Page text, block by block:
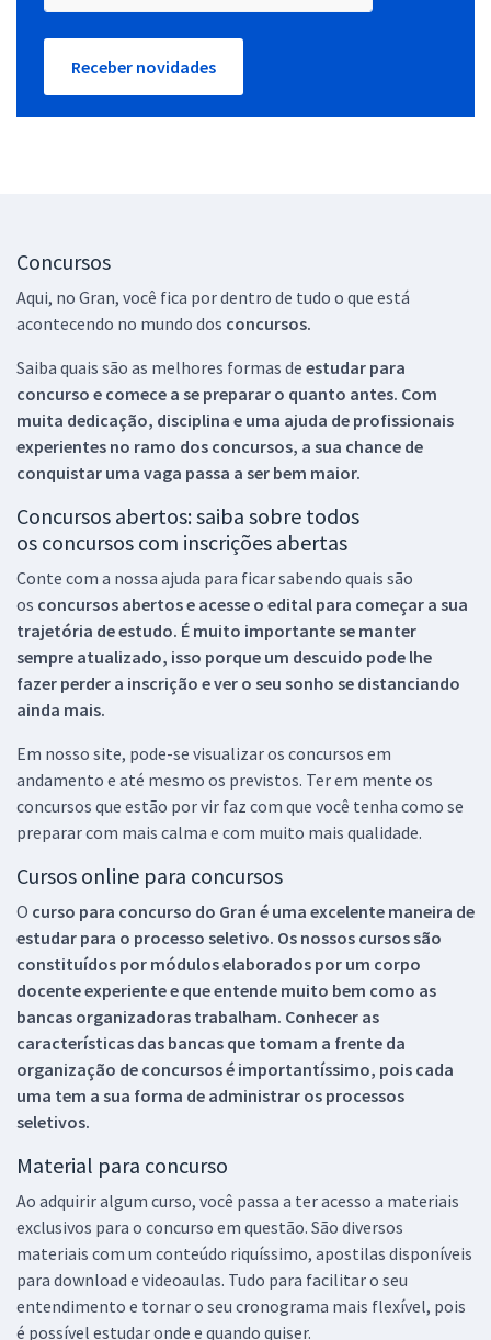
Receber novidades
Concursos
Aqui, no Gran, você fica por dentro de tudo o que está
acontecendo no mundo dos concursos.
Saiba quais são as melhores formas de estudar para
concurso e comece a se preparar o quanto antes. Com
muita dedicação, disciplina e uma ajuda de profissionais
experientes no ramo dos concursos, a sua chance de
conquistar uma vaga passa a ser bem maior.
Concursos abertos: saiba sobre todos
os concursos com inscrições abertas
Conte com a nossa ajuda para ficar sabendo quais são
os concursos abertos e acesse o edital para começar a sua
trajetória de estudo. É muito importante se manter
sempre atualizado, isso porque um descuido pode lhe
fazer perder a inscrição e ver o seu sonho se distanciando
ainda mais.
Em nosso site, pode-se visualizar os concursos em
andamento e até mesmo os previstos. Ter em mente os
concursos que estão por vir faz com que você tenha como se
preparar com mais calma e com muito mais qualidade.
Cursos online para concursos
O curso para concurso do Gran é uma excelente maneira de
estudar para o processo seletivo. Os nossos cursos são
constituídos por módulos elaborados por um corpo
docente experiente e que entende muito bem como as
bancas organizadoras trabalham. Conhecer as
características das bancas que tomam a frente da
organização de concursos é importantíssimo, pois cada
uma tem a sua forma de administrar os processos
seletivos.
Material para concurso
Ao adquirir algum curso, você passa a ter acesso a materiais
exclusivos para o concurso em questão. São diversos
materiais com um conteúdo riquíssimo, apostilas disponíveis
para download e videoaulas. Tudo para facilitar o seu
entendimento e tornar o seu cronograma mais flexível, pois
é possível estudar onde e quando quiser.